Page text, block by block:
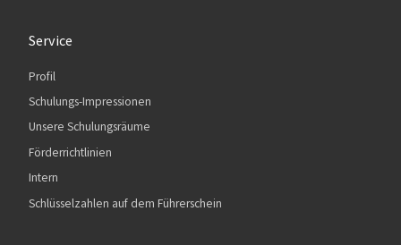
Service
Profil
Schulungs-Impressionen
Unsere Schulungsräume
Förderrichtlinien
Intern
Schlüsselzahlen auf dem Führerschein